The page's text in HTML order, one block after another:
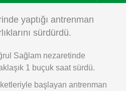
yaptığı antrenman
sürdürdü.
Sağlam nezaretinde
1 buçuk saat sürdü.
başlayan antrenman